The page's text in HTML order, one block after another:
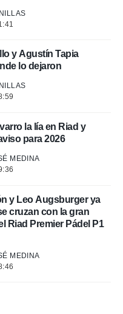
y Agustín Tapia
lo dejaron
la lía en Riad y
para 2026
MEDINA
y Leo Augsburger ya
cruzan con la gran
Riad Premier Pádel P1
MEDINA